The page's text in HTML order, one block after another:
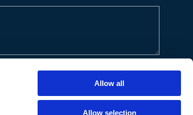
Allow all
Allow selection